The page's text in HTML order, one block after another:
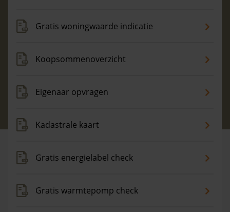
Maandag t/m vrijdag - 08:00 -18:00
Gratis woningwaarde indicatie
Koopsommenoverzicht
Eigenaar opvragen
Kadastrale kaart
Gratis energielabel check
Gratis warmtepomp check